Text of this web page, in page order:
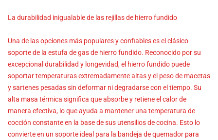
La durabilidad inigualable de las rejillas de hierro fundido
Una de las opciones más populares y confiables es el clásico
soporte de la estufa de gas de hierro fundido. Reconocido por su
excepcional durabilidad y longevidad, el hierro fundido puede
soportar temperaturas extremadamente altas y el peso de macetas
y sartenes pesadas sin deformar ni degradarse con el tiempo. Su
alta masa térmica significa que absorbe y retiene el calor de
manera efectiva, lo que ayuda a mantener una temperatura de
cocción constante en la base de sus utensilios de cocina. Esto lo
convierte en un soporte ideal para la bandeja de quemador para